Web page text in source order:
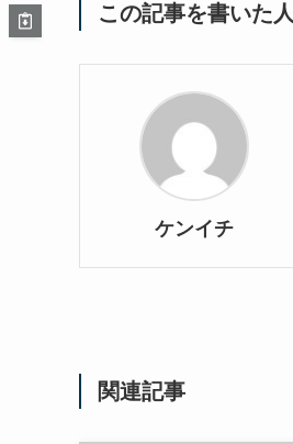
この記事を書いた人
ケンイチ
関連記事